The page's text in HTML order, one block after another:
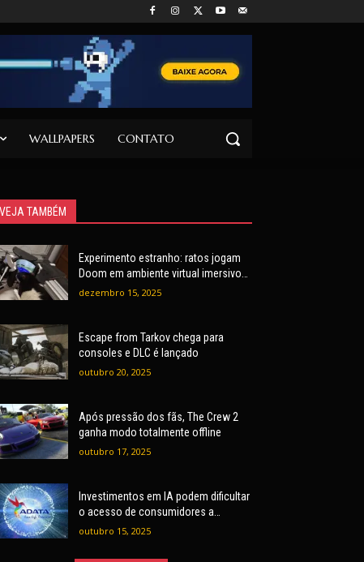
WALLPAPERS CONTATO
VEJA TAMBÉM
Experimento estranho: ratos jogam
Doom em ambiente virtual imersivo
com mira e tiros
dezembro 15, 2025
Escape from Tarkov chega para
consoles e DLC é lançado
outubro 20, 2025
Após pressão dos fãs, The Crew 2
ganha modo totalmente offline
outubro 17, 2025
Investimentos em IA podem dificultar
o acesso de consumidores a
hardware, alerta ADATA
outubro 15, 2025